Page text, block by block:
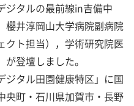
タルの最前線in吉備中
櫻井淳岡山大学病院副病院
クト担当），学術研究院医
登壇しました。
ジタル田園健康特区」に国
央町・石川県加賀市・長野